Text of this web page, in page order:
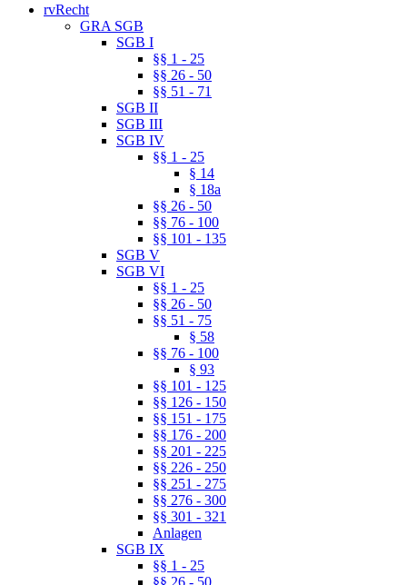
rvRecht
GRA SGB
SGB I
§§ 1 - 25
§§ 26 - 50
§§ 51 - 71
SGB II
SGB III
SGB IV
§§ 1 - 25
§ 14
§ 18a
§§ 26 - 50
§§ 76 - 100
§§ 101 - 135
SGB V
SGB VI
§§ 1 - 25
§§ 26 - 50
§§ 51 - 75
§ 58
§§ 76 - 100
§ 93
§§ 101 - 125
§§ 126 - 150
§§ 151 - 175
§§ 176 - 200
§§ 201 - 225
§§ 226 - 250
§§ 251 - 275
§§ 276 - 300
§§ 301 - 321
Anlagen
SGB IX
§§ 1 - 25
§§ 26 - 50